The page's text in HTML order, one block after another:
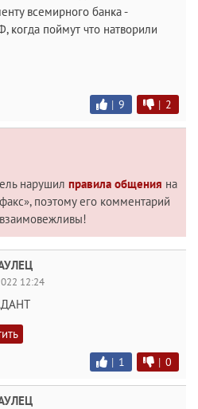
всемирного банка -
когда поймут что натворили
| 9 | 2
нарушил правила общения на
поэтому его комментарий
12:24
| 1 | 0